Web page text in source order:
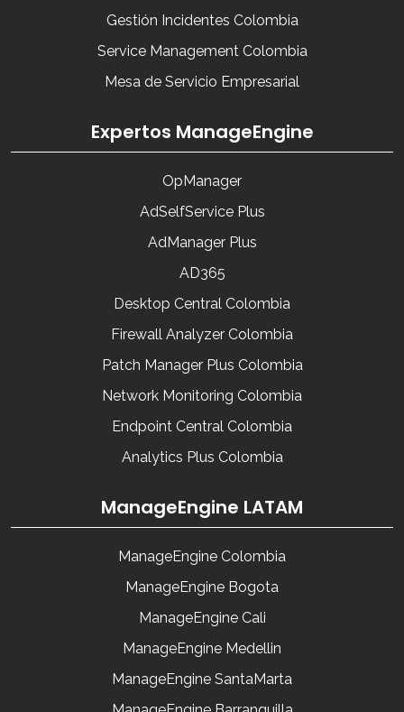
Gestión Incidentes Colombia
Service Management Colombia
Mesa de Servicio Empresarial
Expertos ManageEngine
OpManager
AdSelfService Plus
AdManager Plus
AD365
Desktop Central Colombia
Firewall Analyzer Colombia
Patch Manager Plus Colombia
Network Monitoring Colombia
Endpoint Central Colombia
Analytics Plus Colombia
ManageEngine LATAM
ManageEngine Colombia
ManageEngine Bogota
ManageEngine Cali
ManageEngine Medellin
ManageEngine SantaMarta